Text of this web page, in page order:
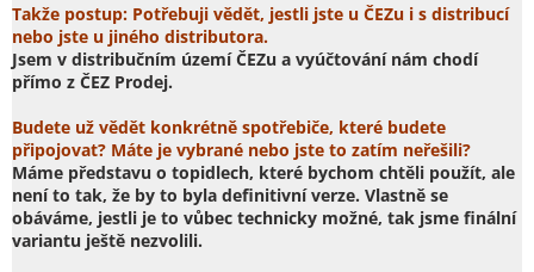
Takže postup: Potřebuji vědět, jestli jste u ČEZu i s distribucí
nebo jste u jiného distributora.
Jsem v distribučním území ČEZu a vyúčtování nám chodí
přímo z ČEZ Prodej.
Budete už vědět konkrétně spotřebiče, které budete
připojovat? Máte je vybrané nebo jste to zatím neřešili?
Máme představu o topidlech, které bychom chtěli použít, ale
není to tak, že by to byla definitivní verze. Vlastně se
obáváme, jestli je to vůbec technicky možné, tak jsme finální
variantu ještě nezvolili.